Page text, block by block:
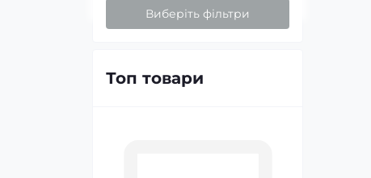
Виберіть фільтри
Топ товари